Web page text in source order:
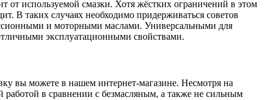
от используемой смазки. Хотя жёстких ограничений в этом
В таких случаях необходимо придерживаться советов
и моторными маслами. Универсальными для
эксплуатационными свойствами.
вы можете в нашем интернет-магазине. Несмотря на
работой в сравнении с безмасляным, а также не сильным